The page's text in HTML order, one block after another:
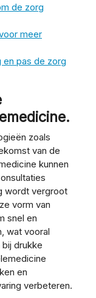
de zorg
meer
en pas de zorg
zoals
van de
kunnen
wordt vergroot
vorm van
snel en
wat vooral
drukke
en
verbeteren.